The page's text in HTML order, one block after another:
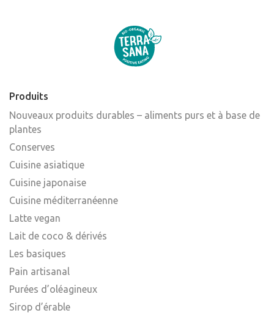
Produits
Nouveaux produits durables – aliments purs et à base de
plantes
Conserves
Cuisine asiatique
Cuisine japonaise
Cuisine méditerranéenne
Latte vegan
Lait de coco & dérivés
Les basiques
Pain artisanal
Purées d’oléagineux
Sirop d’érable